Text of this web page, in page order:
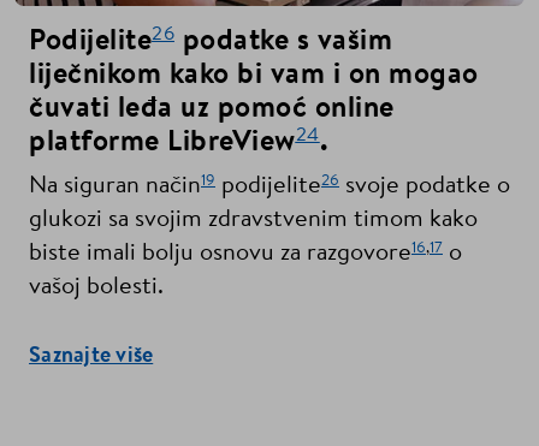
Podijelite26 podatke s vašim
liječnikom kako bi vam i on mogao
čuvati leđa uz pomoć online
platforme LibreView24.
Na siguran način19 podijelite26 svoje podatke o
glukozi sa svojim zdravstvenim timom kako
biste imali bolju osnovu za razgovore16,17 o
vašoj bolesti.
Saznajte više